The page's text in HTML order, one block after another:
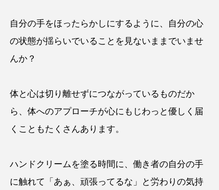
自分の手をほったらかしにするように、自分の心
の状態が揺らいでいることを見ないままでいませ
んか？
体と心は切り離せずにつながっているものだか
ら、体へのアプローチが心にもじわっと優しく届
くこともたくさんあります。
ハンドクリームを塗る時間に、働き者の自分の手
に触れて「あぁ、頑張ってるな」と労わりの気持